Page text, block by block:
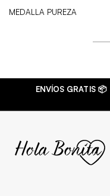
MEDALLA PUREZA
ENVÍOS GRATIS 📦